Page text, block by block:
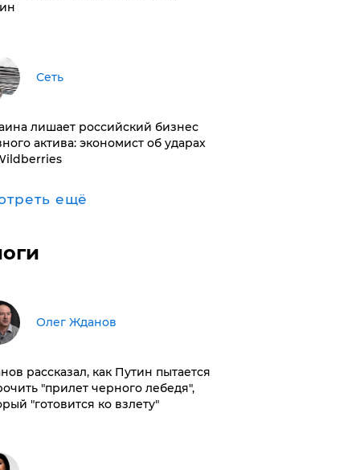
Сеть
лишает российский бизнес
актива: экономист об ударах
ещё
Олег Жданов
рассказал, как Путин пытается
"прилет черного лебедя",
"готовится ко взлету"